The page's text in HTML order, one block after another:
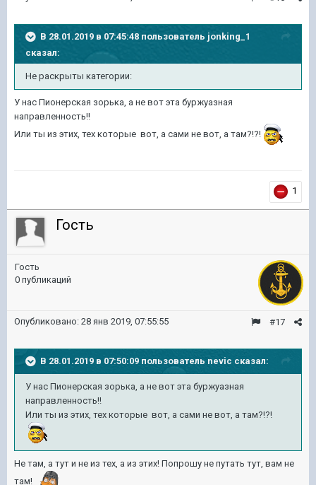
В 28.01.2019 в 07:45:48 пользователь jonking_1
сказал:
Не раскрыты категории:
У нас Пионерская зорька, а не вот эта буржуазная
направленность!!
Или ты из этих, тех которые вот, а сами не вот, а там?!?!
1
Гость
Гость
0 публикаций
#17
Опубликовано: 28 янв 2019, 07:55:55
В 28.01.2019 в 07:50:09 пользователь nevic сказал:
У нас Пионерская зорька, а не вот эта буржуазная
направленность!!
Или ты из этих, тех которые вот, а сами не вот, а там?!?!
Не там, а тут и не из тех, а из этих! Попрошу не путать тут, вам не
там!